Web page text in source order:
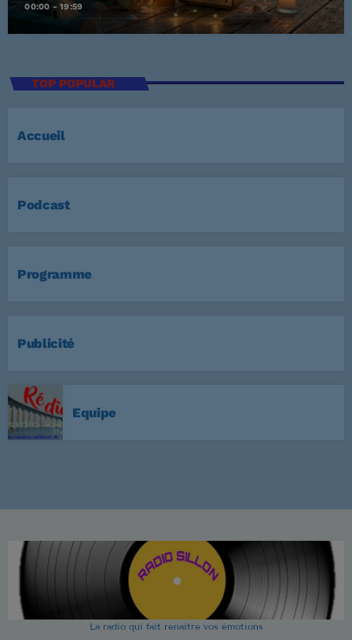
00:00 - 19:59
TOP POPULAR
Accueil
Podcast
Programme
Publicité
Equipe
La radio qui fait renaitre vos émotions